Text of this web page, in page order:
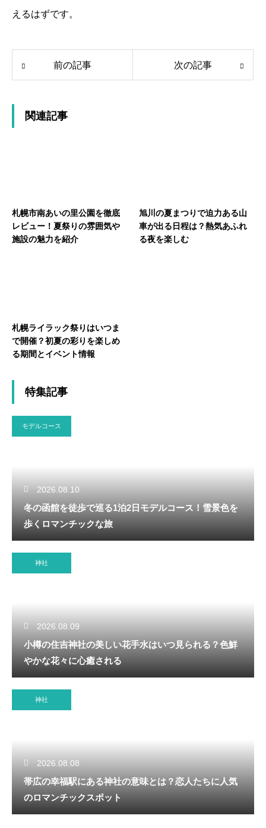
えるはずです。
前の記事 次の記事
関連記事
札幌市南あいの里公園を徹底
レビュー！夏祭りの雰囲気や
施設の魅力を紹介
旭川の夏まつりで迫力ある山
車が出る日程は？熱気あふれ
る夜を楽しむ
札幌ライラック祭りはいつま
で開催？初夏の彩りを楽しめ
る期間とイベント情報
特集記事
モデルコース
2026.08.10
冬の函館を徒歩で巡る1泊2日モデルコース！雪景色を
歩くロマンチックな旅
神社
2026.08.09
小樽の住吉神社の美しい花手水はいつ見られる？色鮮
やかな花々に心癒される
神社
2026.08.08
帯広の幸福駅にある神社の意味とは？恋人たちに人気
のロマンチックスポット